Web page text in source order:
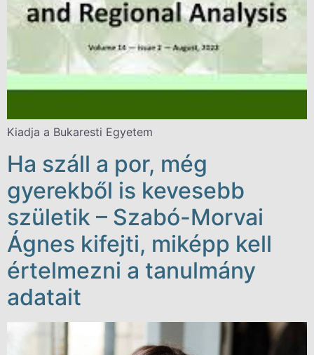
Kiadja a Bukaresti Egyetem
Ha száll a por, még
gyerekből is kevesebb
születik – Szabó-Morvai
Ágnes kifejti, miképp kell
értelmezni a tanulmány
adatait